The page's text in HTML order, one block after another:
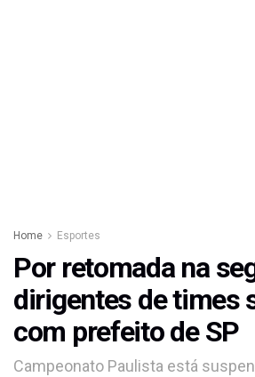
Home Esportes
Por retomada na
dirigentes de times
com prefeito de SP
Campeonato Paulista está